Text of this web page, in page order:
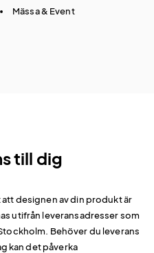
Mässa & Event
till dig
designen av din produkt är
utifrån leveransadresser som
Behöver du leverans
kan det påverka